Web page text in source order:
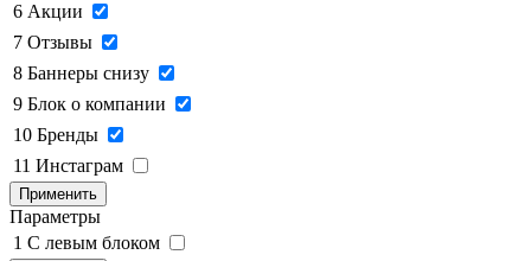
6 Акции
7 Отзывы
8 Баннеры снизу
9 Блок о компании
10 Бренды
11 Инстаграм
Применить
Параметры
1 C левым блоком